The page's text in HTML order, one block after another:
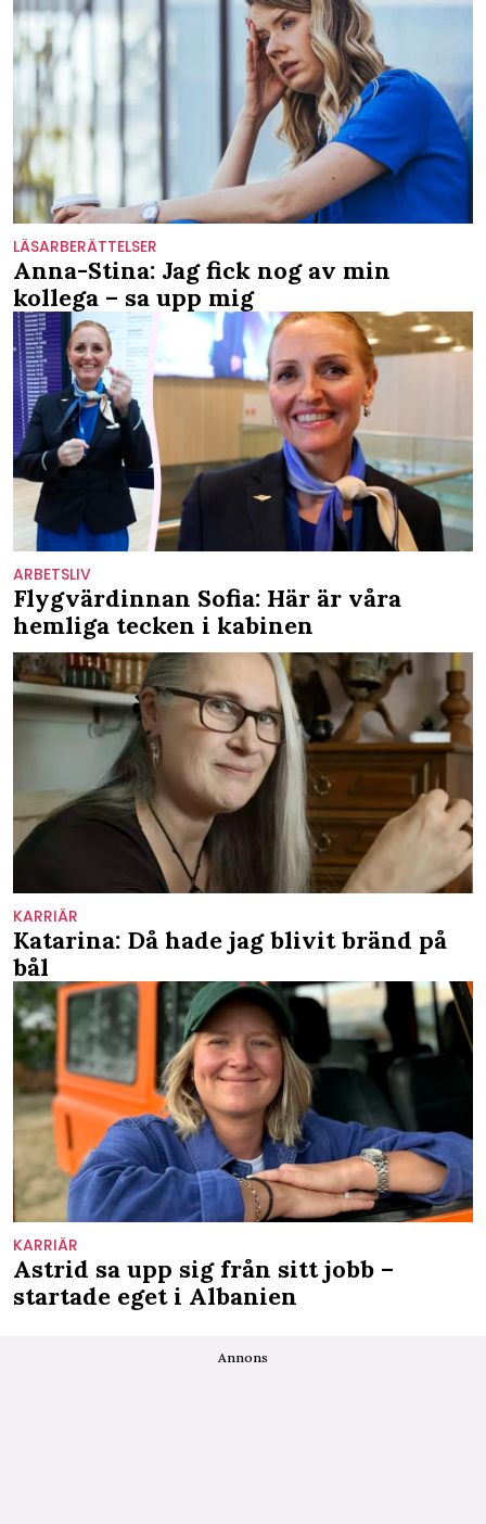
LÄSARBERÄTTELSER
Anna-Stina: Jag fick nog av min
kollega – sa upp mig
ARBETSLIV
Flygvärdinnan Sofia: Här är våra
hemliga tecken i kabinen
KARRIÄR
Katarina: Då hade jag blivit bränd på
bål
KARRIÄR
Astrid sa upp sig från sitt jobb –
startade eget i Albanien
Annons